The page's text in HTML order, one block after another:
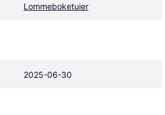
Lommeboketuier
2025-06-30